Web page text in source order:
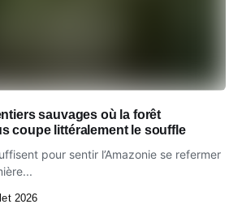
sauvages où la forêt
coupe littéralement le souffle
pour sentir l’Amazonie se refermer
2026